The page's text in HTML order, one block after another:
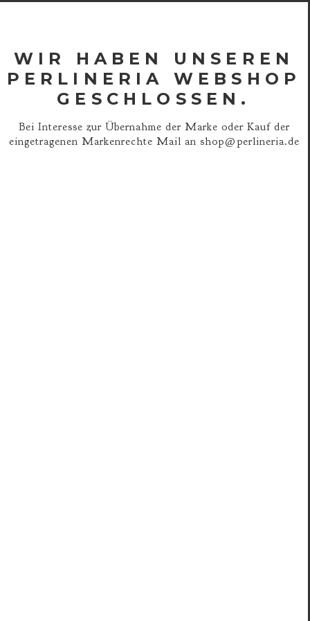
WIR HABEN UNSEREN
PERLINERIA WEBSHOP
GESCHLOSSEN.
Bei Interesse zur Übernahme der Marke oder Kauf der
eingetragenen Markenrechte Mail an shop@perlineria.de